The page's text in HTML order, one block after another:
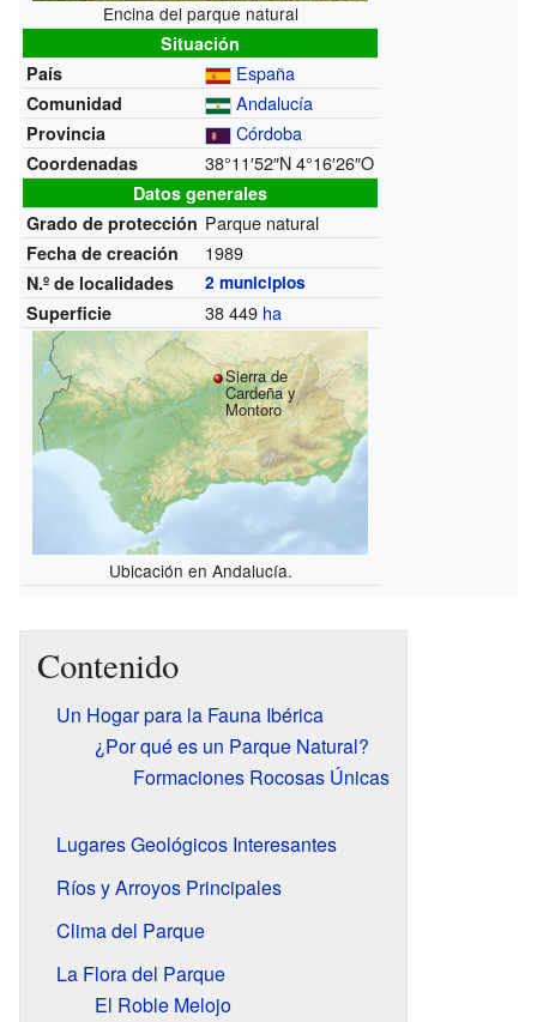
Encina del parque natural
Situación
País
España
Comunidad Andalucía
Provincia Córdoba
Coordenadas 38°11′52″N4°16′26″O
Datos generales
Grado de protección Parque natural
Fecha de creación 1989
N.º de localidades 2 municipios
Superficie 38 449 ha
Sierra de
Cardeña y
Montoro
Ubicación en Andalucía.
Contenido
Un Hogar para la Fauna Ibérica
¿Por qué es un Parque Natural?
Formaciones Rocosas Únicas
Lugares Geológicos Interesantes
Ríos y Arroyos Principales
Clima del Parque
La Flora del Parque
El Roble Melojo